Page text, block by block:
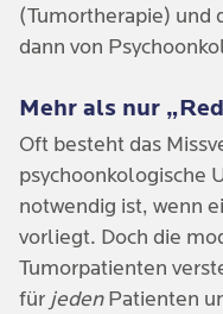
(Tumortherapie) und
dann von
Mehr als nur
Oft besteht das
psychoonkologische
notwendig ist, wenn
vorliegt. Doch die
Tumorpatienten
für jedenPatienten